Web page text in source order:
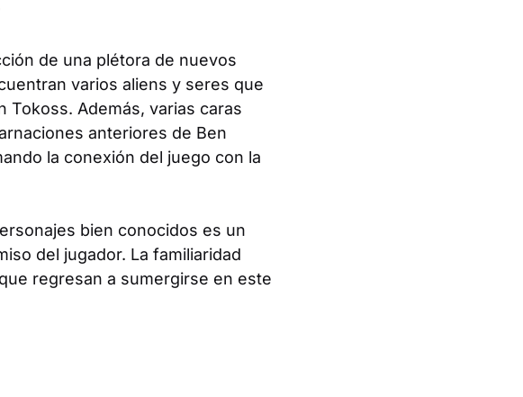
de una plétora de nuevos
varios aliens y seres que
Tokoss. Además, varias caras
anteriores de Ben
la conexión del juego con la
bien conocidos es un
del jugador. La familiaridad
regresan a sumergirse en este